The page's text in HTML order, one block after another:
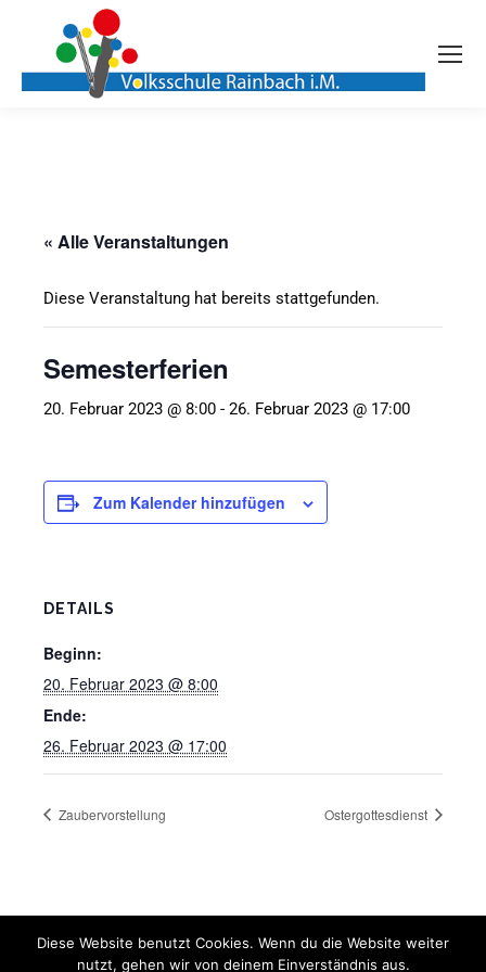
« Alle Veranstaltungen
Diese Veranstaltung hat bereits stattgefunden.
Semesterferien
20. Februar 2023 @ 8:00 - 26. Februar 2023 @ 17:00
Zum Kalender hinzufügen
DETAILS
Beginn:
20. Februar 2023 @ 8:00
Ende:
26. Februar 2023 @ 17:00
Zaubervorstellung Ostergottesdienst
Diese Website benutzt Cookies. Wenn du die Website weiter
nutzt, gehen wir von deinem Einverständnis aus.